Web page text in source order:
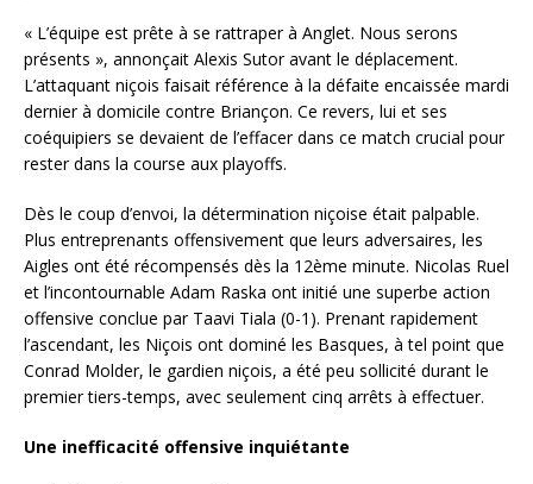
« L’équipe est prête à se rattraper à Anglet. Nous serons
présents », annonçait Alexis Sutor avant le déplacement.
L’attaquant niçois faisait référence à la défaite encaissée mardi
dernier à domicile contre Briançon. Ce revers, lui et ses
coéquipiers se devaient de l’effacer dans ce match crucial pour
rester dans la course aux playoffs.
Dès le coup d’envoi, la détermination niçoise était palpable.
Plus entreprenants offensivement que leurs adversaires, les
Aigles ont été récompensés dès la 12ème minute. Nicolas Ruel
et l’incontournable Adam Raska ont initié une superbe action
offensive conclue par Taavi Tiala (0-1). Prenant rapidement
l’ascendant, les Niçois ont dominé les Basques, à tel point que
Conrad Molder, le gardien niçois, a été peu sollicité durant le
premier tiers-temps, avec seulement cinq arrêts à effectuer.
Une inefficacité offensive inquiétante